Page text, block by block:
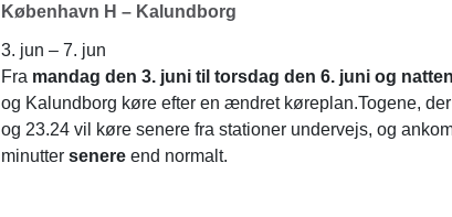
København H – Kalundborg
3. jun – 7. jun
Fra mandag den 3. juni til torsdag den 6. juni og
og Kalundborg køre efter en ændret køreplan.Togene,
og 23.24 vil køre senere fra stationer undervejs, og
minutter senere end normalt.